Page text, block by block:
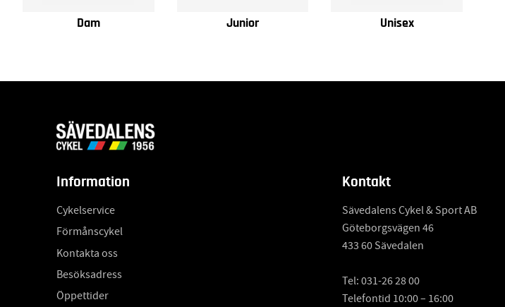
Dam Junior Unisex
Information
Cykelservice
Förmånscykel
Kontakta oss
Besöksadress
Öppettider
Kontakt
Sävedalens Cykel & Sport AB
Göteborgsvägen 46
433 60 Sävedalen
Tel:031-26 28 00
Telefontid 10:00 – 16:00